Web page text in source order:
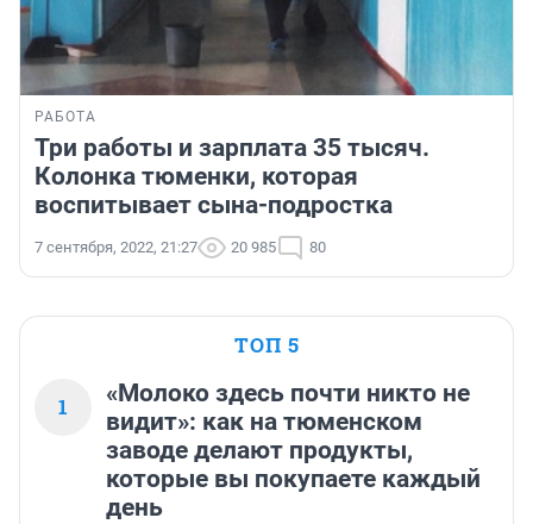
РАБОТА
Три работы и зарплата 35 тысяч.
Колонка тюменки, которая
воспитывает сына-подростка
7 сентября, 2022, 21:27 20 985 80
ТОП 5
1
«Молоко здесь почти никто не
видит»: как на тюменском
заводе делают продукты,
которые вы покупаете каждый
день